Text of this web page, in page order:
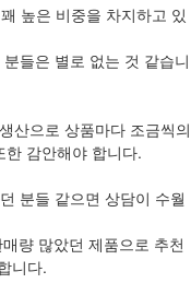
높은 비중을 차지하고 있
들은 별로 없는 것 같습니
산으로 상품마다 조금씩의
감안해야 합니다.
분들 같으면 상담이 수월
량 많았던 제품으로 추천
니다.